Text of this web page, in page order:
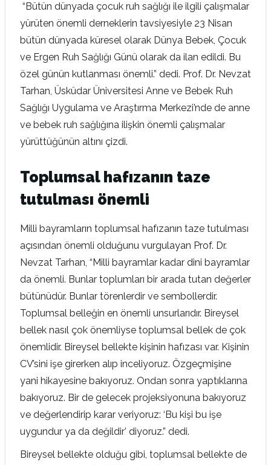
“Bütün dünyada çocuk ruh sağlığı ile ilgili çalışmalar
yürüten önemli derneklerin tavsiyesiyle 23 Nisan
bütün dünyada küresel olarak Dünya Bebek, Çocuk
ve Ergen Ruh Sağlığı Günü olarak da ilan edildi. Bu
özel günün kutlanması önemli.” dedi. Prof. Dr. Nevzat
Tarhan, Üsküdar Üniversitesi Anne ve Bebek Ruh
Sağlığı Uygulama ve Araştırma Merkezi’nde de anne
ve bebek ruh sağlığına ilişkin önemli çalışmalar
yürüttüğünün altını çizdi.
Toplumsal hafızanın taze
tutulması önemli
Milli bayramların toplumsal hafızanın taze tutulması
açısından önemli olduğunu vurgulayan Prof. Dr.
Nevzat Tarhan, “Milli bayramlar kadar dini bayramlar
da önemli. Bunlar toplumları bir arada tutan değerler
bütünüdür. Bunlar törenlerdir ve sembollerdir.
Toplumsal belleğin en önemli unsurlarıdır. Bireysel
bellek nasıl çok önemliyse toplumsal bellek de çok
önemlidir. Bireysel bellekte kişinin hafızası var. Kişinin
CV’sini işe girerken alıp inceliyoruz. Özgeçmişine
yani hikayesine bakıyoruz. Ondan sonra yaptıklarına
bakıyoruz. Bir de gelecek projeksiyonuna bakıyoruz
ve değerlendirip karar veriyoruz: ‘Bu kişi bu işe
uygundur ya da değildir’ diyoruz.” dedi.
Bireysel bellekte olduğu gibi, toplumsal bellekte de